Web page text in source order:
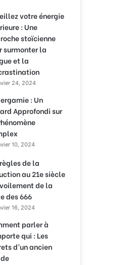
votre énergie
: Une
stoïcienne
surmonter la
et la
24, 2024
: Un
Approfondi sur
10, 2024
de la
au 21e siècle
de la
des 666
16, 2024
parler à
qui : Les
d’un ancien